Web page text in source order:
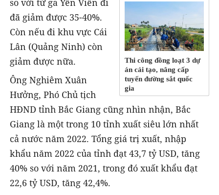
Thi công đồng loạt 3 dự
án cải tạo, nâng cấp
tuyến đường sắt quốc
gia
so với từ ga Yên Viên đi
đã giảm được 35-40%.
Còn nếu đi khu vực Cái
Lân (Quảng Ninh) còn
giảm được nữa.
Ông Nghiêm Xuân
Hưởng, Phó Chủ tịch
HĐND tỉnh Bắc Giang cũng nhìn nhận, Bắc
Giang là một trong 10 tỉnh xuất siêu lớn nhất
cả nước năm 2022. Tổng giá trị xuất, nhập
khẩu năm 2022 của tỉnh đạt 43,7 tỷ USD, tăng
40% so với năm 2021, trong đó xuất khẩu đạt
22,6 tỷ USD, tăng 42,4%.